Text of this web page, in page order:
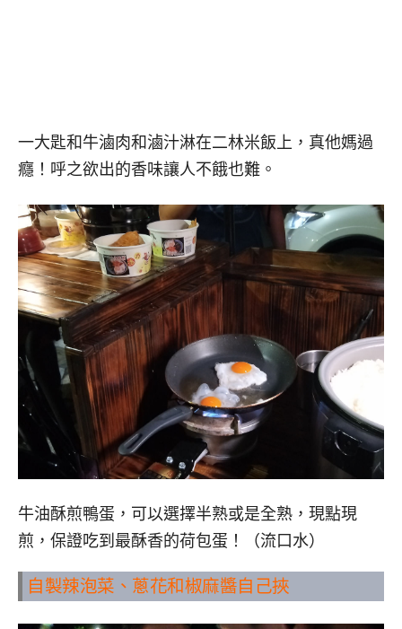
一大匙和牛滷肉和滷汁淋在二林米飯上，真他媽過
癮！呼之欲出的香味讓人不餓也難。
牛油酥煎鴨蛋，可以選擇半熟或是全熟，現點現
煎，保證吃到最酥香的荷包蛋！（流口水）
自製辣泡菜、蔥花和椒麻醬自己挾